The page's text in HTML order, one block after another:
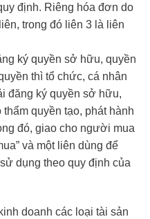
định. Riêng hóa đơn do
trong đó liên 3 là liên
ký quyền sở hữu, quyền
thì tổ chức, cá nhân
đăng ký quyền sở hữu,
quyền tạo, phát hành
đó, giao cho người mua
và một liên dùng để
dụng theo quy định của
doanh các loại tài sản